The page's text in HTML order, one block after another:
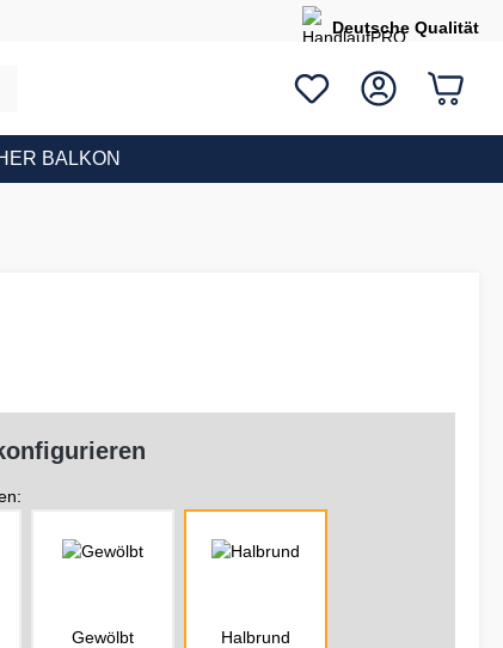
Deutsche Qualität
BALKON
Gewölbt Halbrund